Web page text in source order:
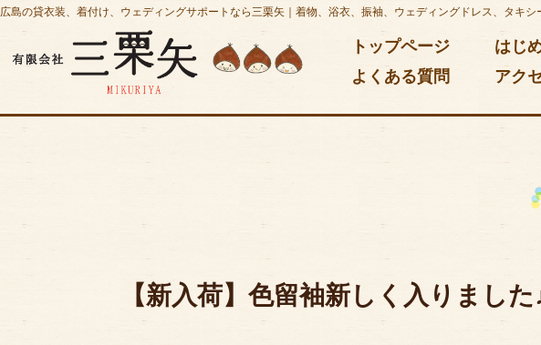
広島の貸衣装、着付け、ウェディングサポートなら三栗矢｜着物、浴衣、振袖、ウェディングドレス、タキシ
トップページ はじ
よくある質問
アク
【新入荷】色留袖新しく入りました